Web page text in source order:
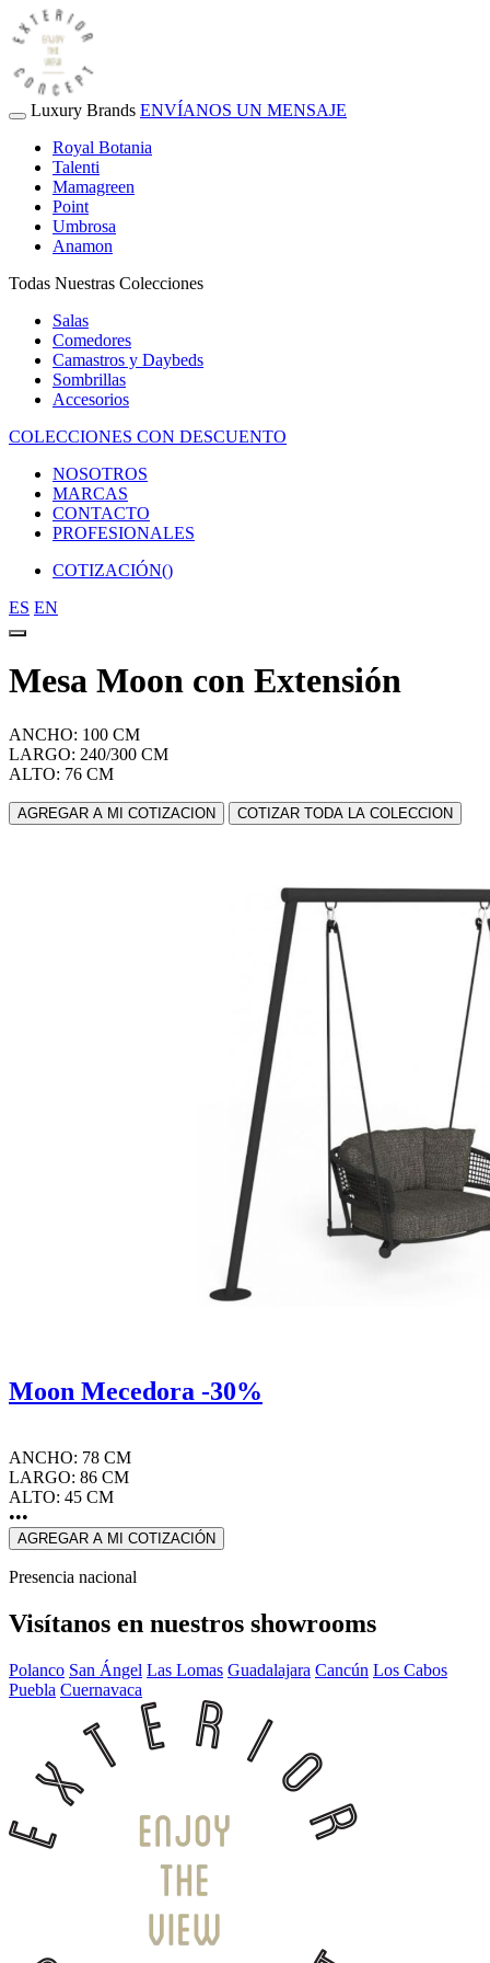
Luxury Brands ENVÍANOS UN MENSAJE
Royal Botania
Talenti
Mamagreen
Point
Umbrosa
Anamon
Todas Nuestras Colecciones
Salas
Comedores
Camastros y Daybeds
Sombrillas
Accesorios
COLECCIONES CON DESCUENTO
NOSOTROS
MARCAS
CONTACTO
PROFESIONALES
COTIZACIÓN()
ES EN
Mesa Moon con Extensión
ANCHO: 100 CM
LARGO: 240/300 CM
ALTO: 76 CM
AGREGAR A MI COTIZACION COTIZAR TODA LA COLECCION
Moon Mecedora -30%
ANCHO: 78 CM
LARGO: 86 CM
ALTO: 45 CM
•••
AGREGAR A MI COTIZACIÓN
Presencia nacional
Visítanos en nuestros showrooms
Polanco San Ángel Las Lomas Guadalajara Cancún Los Cabos
Puebla Cuernavaca